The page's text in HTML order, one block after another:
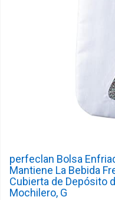
perfeclan Bolsa
Mantiene La Bebida
Cubierta de Depósito
Mochilero, G